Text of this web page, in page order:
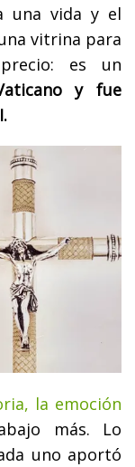
una vida y el
vitrina para
es un
y fue
la emoción
más. Lo
uno aportó